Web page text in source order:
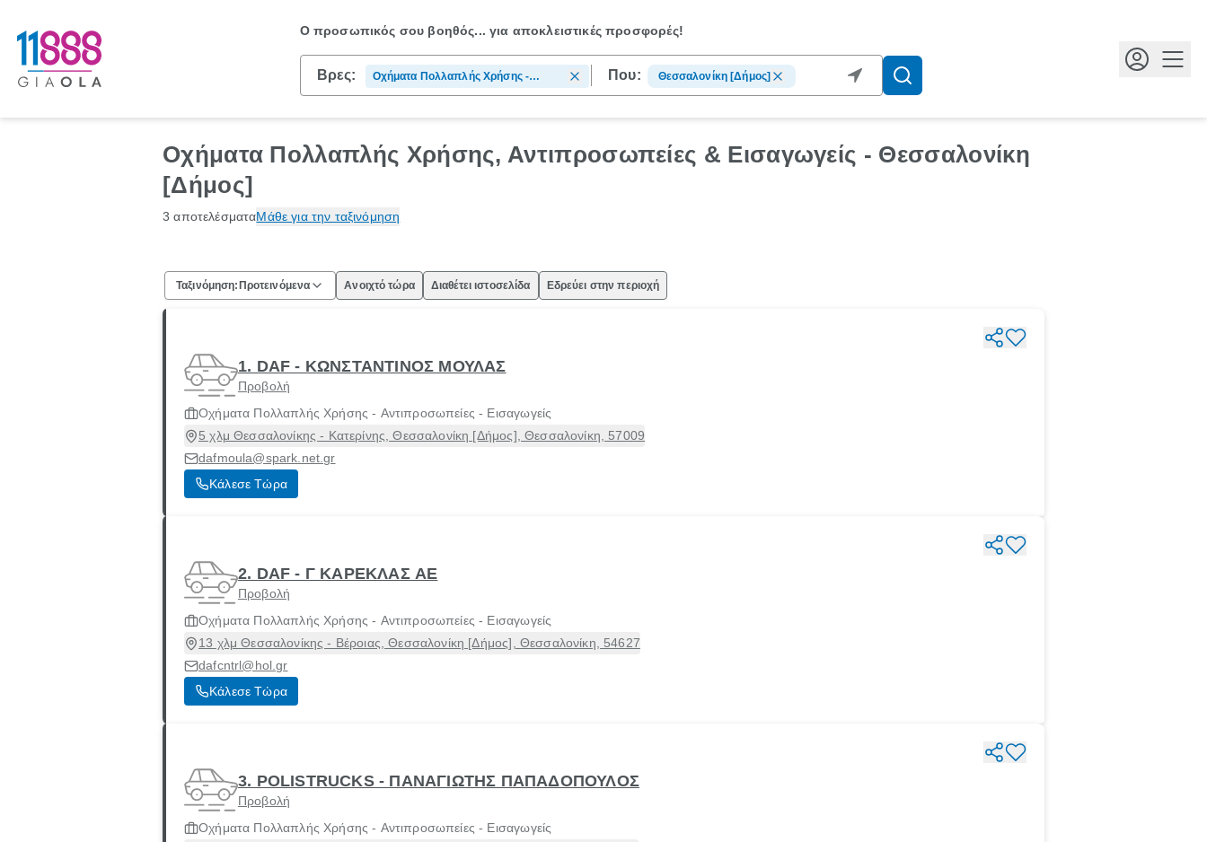
Ο προσωπικός σου βοηθός...για αποκλειστικές προσφορές!
Βρες:
Οχήματα Πολλαπλής Χρήσης -
Αντιπροσωπείες - Εισαγωγείς
Που: Θεσσαλονίκη [Δήμος]
Οχήματα Πολλαπλής Χρήσης, Αντιπροσωπείες & Εισαγωγείς - Θεσσαλονίκη
[Δήμος]
3 αποτελέσματαΜάθε για την ταξινόμηση
Ταξινόμηση: Προτεινόμενα Ανοιχτό τώρα Διαθέτει ιστοσελίδα Εδρεύει στην περιοχή
1. DAF - ΚΩΝΣΤΑΝΤΙΝΟΣ ΜΟΥΛΑΣ
Προβολή
Οχήματα Πολλαπλής Χρήσης - Αντιπροσωπείες - Εισαγωγείς
5 χλμ Θεσσαλονίκης - Κατερίνης, Θεσσαλονίκη [Δήμος], Θεσσαλονίκη, 57009
dafmoula@spark.net.gr
Κάλεσε Τώρα
2. DAF - Γ ΚΑΡΕΚΛΑΣ ΑΕ
Προβολή
Οχήματα Πολλαπλής Χρήσης - Αντιπροσωπείες - Εισαγωγείς
13 χλμ Θεσσαλονίκης - Βέροιας, Θεσσαλονίκη [Δήμος], Θεσσαλονίκη, 54627
dafcntrl@hol.gr
Κάλεσε Τώρα
3. POLISTRUCKS - ΠΑΝΑΓΙΩΤΗΣ ΠΑΠΑΔΟΠΟΥΛΟΣ
Προβολή
Οχήματα Πολλαπλής Χρήσης - Αντιπροσωπείες - Εισαγωγείς